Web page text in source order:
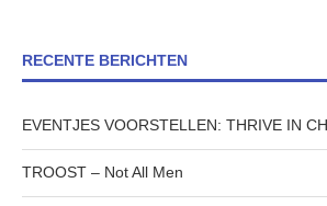
RECENTE BERICHTEN
EVENTJES VOORSTELLEN: THRIVE IN
TROOST – Not All Men